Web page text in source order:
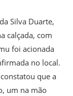
Silva Duarte,
calçada, com
foi acionada
no local.
que a
um na mão